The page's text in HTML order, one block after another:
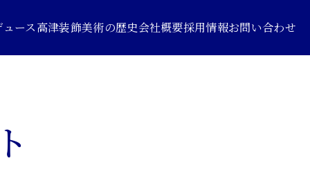
ース高津装飾美術の歴史会社概要採用情報お問い合わせ